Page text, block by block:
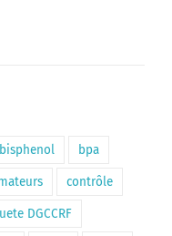
bisphenol bpa
contrôle
DGCCRF